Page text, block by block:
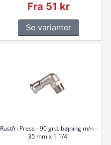
Fra 51 kr
Se varianter
Rustfri Press - 90 grd. bøjning m/n -
35 mm x 1 1/4"